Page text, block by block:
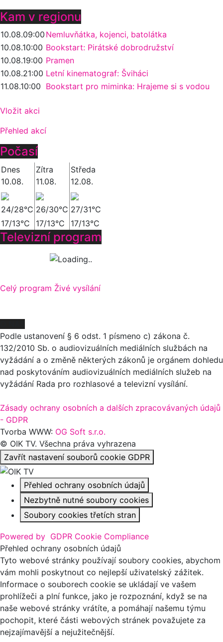
Kam v regionu
10.08.09:00 Nemluvňátka, kojenci, batolátka
10.08.10:00 Bookstart: Pirátské dobrodružství
10.08.19:00 Pramen
10.08.21:00 Letní kinematograf: Šviháci
11.08.10:00 Bookstart pro miminka: Hrajeme si s vodou
Vložit akci
Přehled akcí
Počasí
Dnes
10.08.
Zítra
11.08.
Středa
12.08.
24/28°C 26/30°C 27/31°C
17/13°C
17/13°C 17/13°C
Televizní program
Celý program Živé vysílání
Podle ustanovení § 6 odst. 1 písmeno c) zákona č.
132/2010 Sb. o audiovizuálních mediálních službách na
vyžádání a o změně některých zákonů je orgánem dohledu
nad poskytováním audiovizuálních mediálních služeb na
vyžádání Rada pro rozhlasové a televizní vysílání.
Zásady ochrany osobních a dalších zpracovávaných údajů
- GDPR
Tvorba WWW: OG Soft s.r.o.
© OIK TV. Všechna práva vyhrazena
Zavřít nastavení souborů cookie GDPR
Přehled ochrany osobních údajů
Nezbytně nutné soubory cookies
Soubory cookies třetích stran
Powered by GDPR Cookie Compliance
Přehled ochrany osobních údajů
Tyto webové stránky používají soubory cookies, abychom
vám mohli poskytnout co nejlepší uživatelský zážitek.
Informace o souborech cookie se ukládají ve vašem
prohlížeči a plní funkce, jako je rozpoznání, když se na
naše webové stránky vrátíte, a pomáhají našemu týmu
pochopit, které části webových stránek považujete za
nejzajímavější a nejužitečnější.